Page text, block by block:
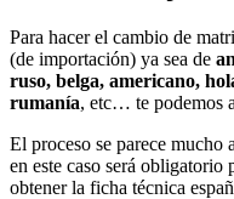
Para hacer el cambio de
(de importación) ya sea de
ruso, belga, americano,
rumanía, etc… te podemos
El proceso se parece
en este caso será
obtener la ficha técnica